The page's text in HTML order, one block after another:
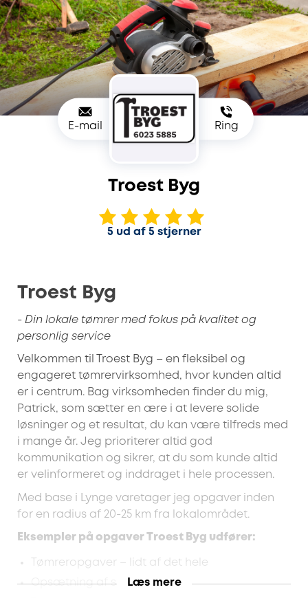
E-mail Ring
Troest Byg
5 ud af 5 stjerner
Troest Byg
- Din lokale tømrer med fokus på kvalitet og
personlig service
Velkommen til Troest Byg – en fleksibel og
engageret tømrervirksomhed, hvor kunden altid
er i centrum. Bag virksomheden finder du mig,
Patrick, som sætter en ære i at levere solide
løsninger og et resultat, du kan være tilfreds med
i mange år. Jeg prioriterer altid god
kommunikation og sikrer, at du som kunde altid
er velinformeret og inddraget i hele processen.
Med base i Lynge varetager jeg opgaver inden
for en radius af 20-25 km fra lokalområdet.
Eksempler på opgaver Troest Byg udfører:
Tømreropgaver – lidt af det hele
Opsætning af skillevægge
Læs mere